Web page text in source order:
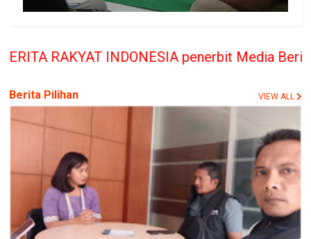
penerbit Media Berita Rakyat
Berita Pilihan VIEW ALL